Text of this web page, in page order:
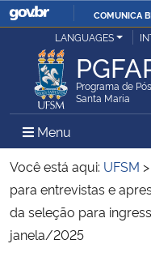
COMUNICA
Ministério da Justiça e
Ministério da Defesa
Ministério das Relações
Ministério da Economia
LANGUAGES
Programa de
Santa Maria
Menu Menu
Você está aqui: UFSM >
para entrevistas e
da seleção para
janela/2025